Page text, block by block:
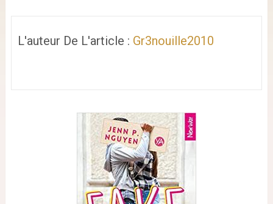
L'auteur De L'article : Gr3nouille2010